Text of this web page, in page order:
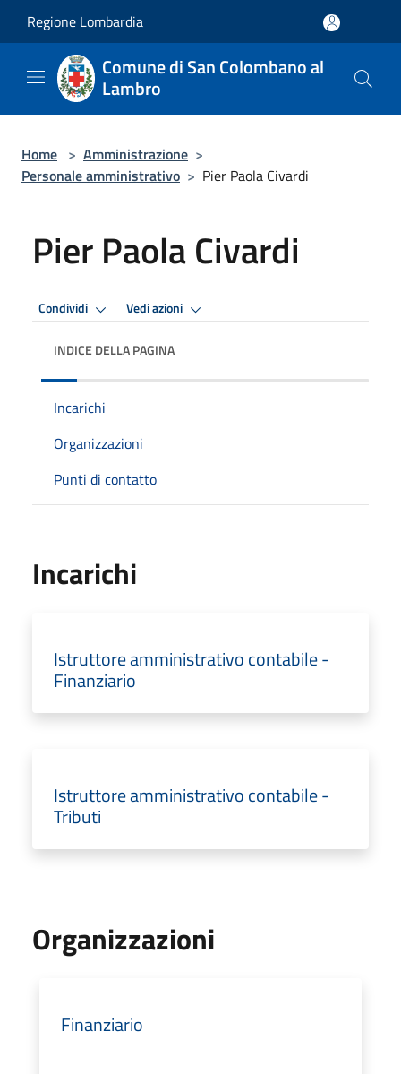
Regione Lombardia
Comune di San Colombano al
Lambro
Home > Amministrazione >
Personale amministrativo > Pier Paola Civardi
Pier Paola Civardi
Condividi Vedi azioni
INDICE DELLA PAGINA
Incarichi
Organizzazioni
Punti di contatto
Incarichi
Istruttore amministrativo contabile -
Finanziario
Istruttore amministrativo contabile -
Tributi
Organizzazioni
Finanziario